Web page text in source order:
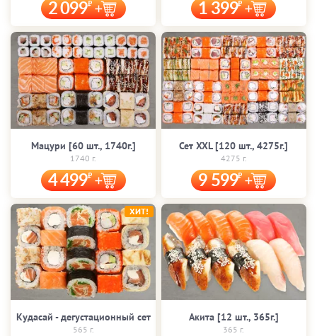
2 099 1 399
Мацури [60 шт., 1740г.]
1740 г.
4 499
Сет XXL [120 шт., 4275г.]
4275 г.
9 599
Кудасай - дегустационный сет
565 г.
ХИТ!
Акита [12 шт., 365г.]
365 г.